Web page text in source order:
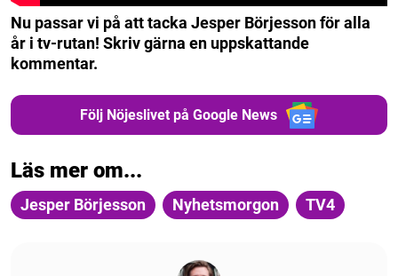
Nu passar vi på att tacka Jesper Börjesson för alla
år i tv-rutan! Skriv gärna en uppskattande
kommentar.
Följ Nöjeslivet på Google News
Läs mer om...
Jesper Börjesson Nyhetsmorgon TV4